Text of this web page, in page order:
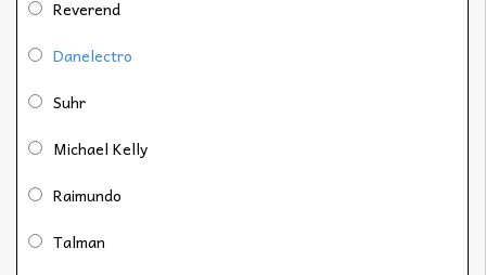
Reverend
Danelectro
Suhr
Michael Kelly
Raimundo
Talman